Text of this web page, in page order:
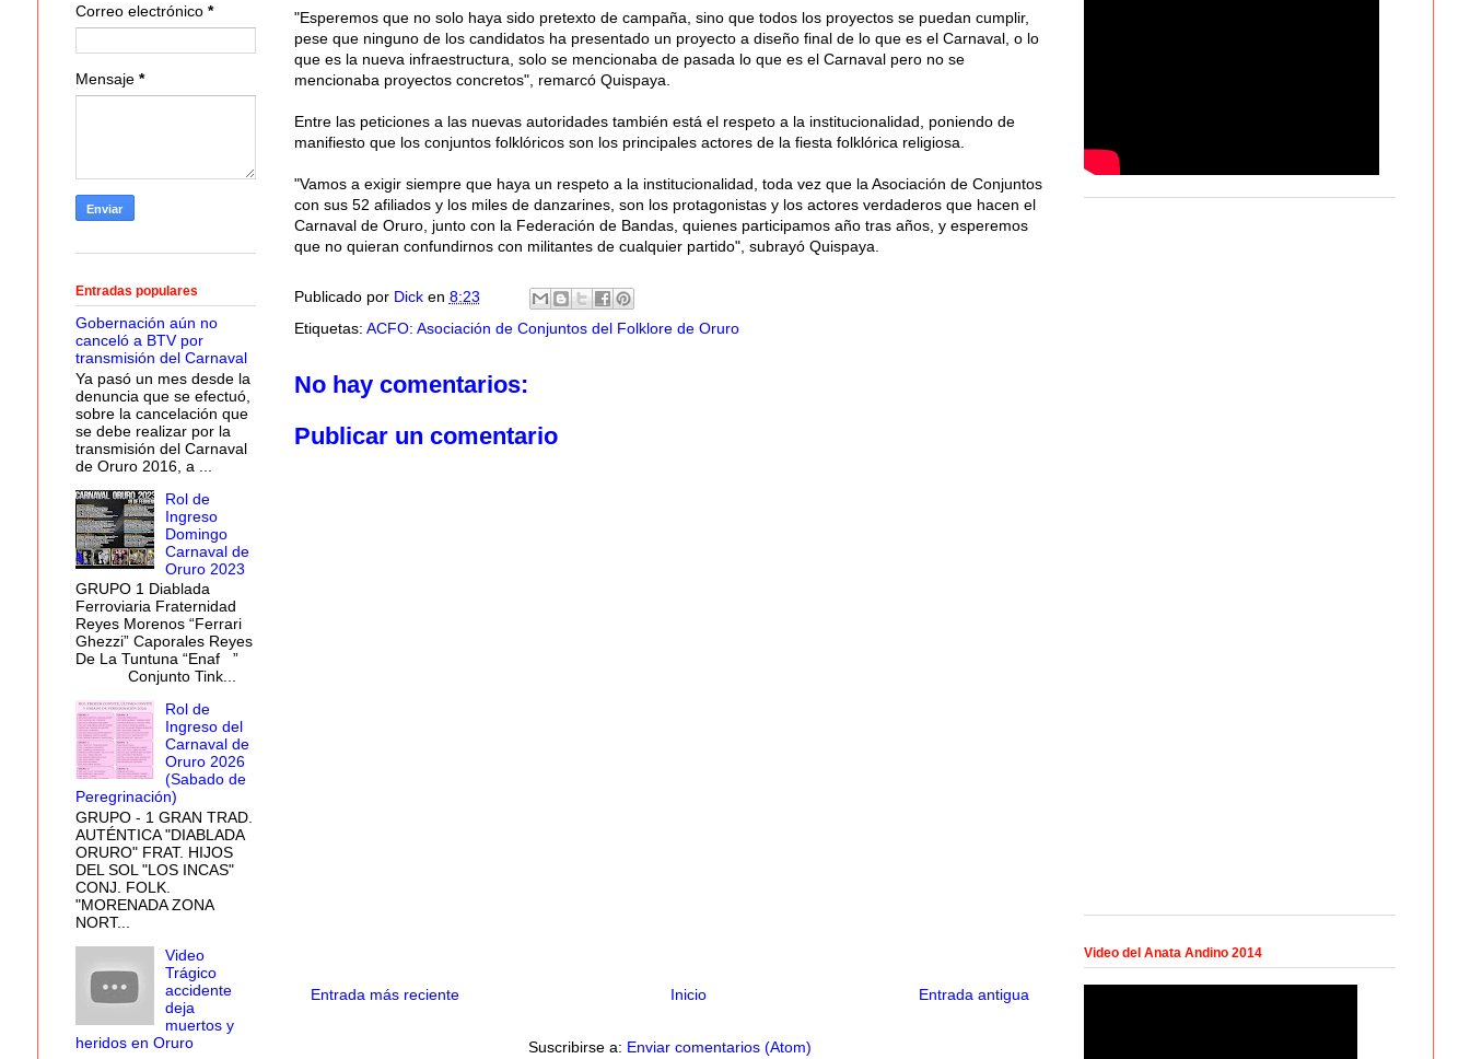
"Esperemos que no solo haya sido pretexto de campaña, sino que todos los proyectos se puedan cumplir,
pese que ninguno de los candidatos ha presentado un proyecto a diseño final de lo que es el Carnaval, o lo
que es la nueva infraestructura, solo se mencionaba de pasada lo que es el Carnaval pero no se
mencionaba proyectos concretos", remarcó Quispaya.
Entre las peticiones a las nuevas autoridades también está el respeto a la institucionalidad, poniendo de
manifiesto que los conjuntos folklóricos son los principales actores de la fiesta folklórica religiosa.
"Vamos a exigir siempre que haya un respeto a la institucionalidad, toda vez que la Asociación de Conjuntos
con sus 52 afiliados y los miles de danzarines, son los protagonistas y los actores verdaderos que hacen el
Carnaval de Oruro, junto con la Federación de Bandas, quienes participamos año tras años, y esperemos
que no quieran confundirnos con militantes de cualquier partido", subrayó Quispaya.
Publicado por Dick en 8:23
Etiquetas: ACFO: Asociación de Conjuntos del Folklore de Oruro
No hay comentarios:
Publicar un comentario
Entrada más reciente Entrada antigua
Inicio
Suscribirse a: Enviar comentarios (Atom)
Correo electrónico *
Mensaje *
Entradas populares
Gobernación aún no
canceló a BTV por
transmisión del Carnaval
Ya pasó un mes desde la
denuncia que se efectuó,
sobre la cancelación que
se debe realizar por la
transmisión del Carnaval
de Oruro 2016, a ...
Rol de
Ingreso
Domingo
Carnaval de
Oruro 2023
GRUPO 1 Diablada
Ferroviaria Fraternidad
Reyes Morenos “Ferrari
Ghezzi” Caporales Reyes
De La Tuntuna “Enaf ”
Conjunto Tink...
Rol de
Ingreso del
Carnaval de
Oruro 2026
(Sabado de
Peregrinación)
GRUPO - 1 GRAN TRAD.
AUTÉNTICA "DIABLADA
ORURO" FRAT. HIJOS
DEL SOL "LOS INCAS"
CONJ. FOLK.
"MORENADA ZONA
NORT...
Video
Trágico
accidente
deja
muertos y
heridos en Oruro
Video del Anata Andino 2014